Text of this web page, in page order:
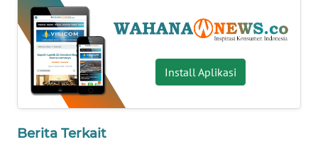
Install Aplikasi
Berita Terkait
NTT
WN
KEPRI
WN
PAPUA